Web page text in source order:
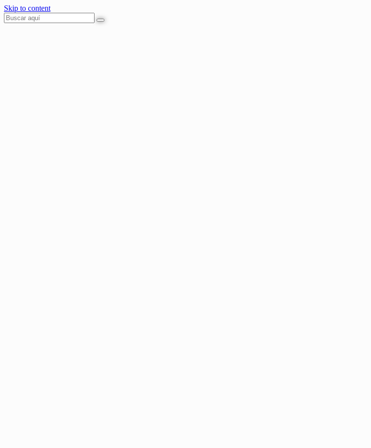
Skip to content